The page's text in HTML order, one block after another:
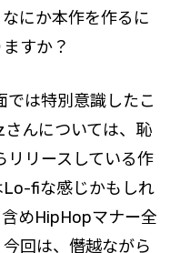
にか本作を作るに
すか？
では特別意識したこ
んについては、恥
リースしている作
fiな感じかもしれ
めHipHopマナー全
回は、僭越ながら